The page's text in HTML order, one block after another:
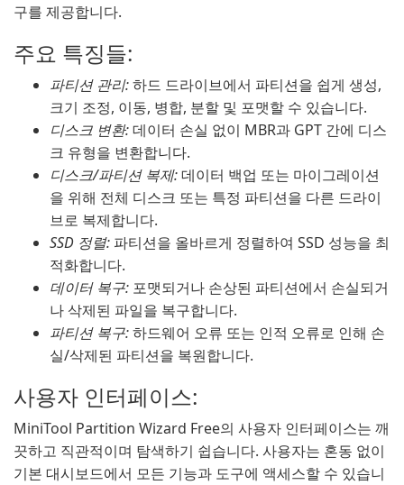
구를 제공합니다.
주요 특징들:
파티션 관리:하드 드라이브에서 파티션을 쉽게 생성,
크기 조정, 이동, 병합, 분할 및 포맷할 수 있습니다.
디스크 변환:데이터 손실 없이 MBR과 GPT 간에 디스
크 유형을 변환합니다.
디스크/파티션 복제:데이터 백업 또는 마이그레이션
을 위해 전체 디스크 또는 특정 파티션을 다른 드라이
브로 복제합니다.
SSD 정렬: 파티션을 올바르게 정렬하여 SSD 성능을 최
적화합니다.
데이터 복구: 포맷되거나 손상된 파티션에서 손실되거
나 삭제된 파일을 복구합니다.
파티션 복구:하드웨어 오류 또는 인적 오류로 인해 손
실/삭제된 파티션을 복원합니다.
사용자 인터페이스:
MiniTool Partition Wizard Free의 사용자 인터페이스는 깨
끗하고 직관적이며 탐색하기 쉽습니다. 사용자는 혼동 없이
기본 대시보드에서 모든 기능과 도구에 액세스할 수 있습니